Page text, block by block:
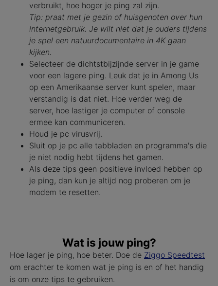
verbruikt, hoe hoger je ping zal zijn.
Tip: praat met je gezin of huisgenoten over hun
internetgebruik. Je wilt niet dat je ouders tijdens
je spel een natuurdocumentaire in 4K gaan
kijken.
Selecteer de dichtstbijzijnde server in je game
voor een lagere ping. Leuk dat je in Among Us
op een Amerikaanse server kunt spelen, maar
verstandig is dat niet. Hoe verder weg de
server, hoe lastiger je computer of console
ermee kan communiceren.
Houd je pc virusvrij.
Sluit op je pc alle tabbladen en programma's die
je niet nodig hebt tijdens het gamen.
Als deze tips geen positieve invloed hebben op
je ping, dan kun je altijd nog proberen om je
modem te resetten.
Wat is jouw ping?
Hoe lager je ping, hoe beter. Doe de Ziggo Speedtest
om erachter te komen wat je ping is en of het handig
is om onze tips te gebruiken.